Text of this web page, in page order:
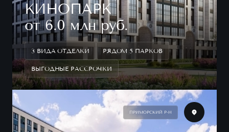
КИНОПАРК
от 6.0 млн руб.
3 ВИДА ОТДЕЛКИ РЯДОМ 5 ПАРКОВ
ВЫГОДНЫЕ РАССРОЧКИ
ПРИМОРСКИЙ Р-Н